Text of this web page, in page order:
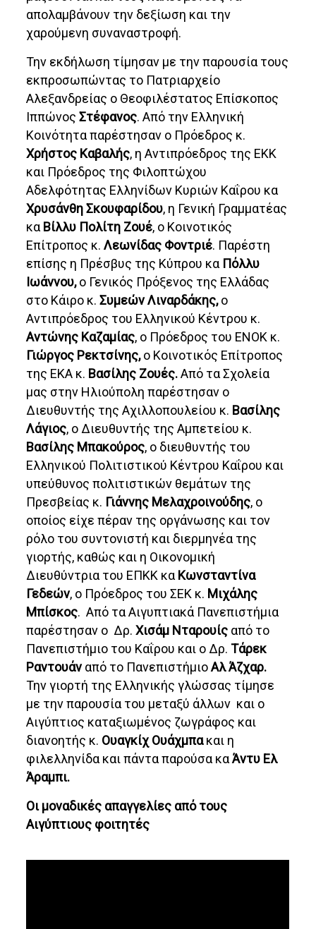
απολαμβάνουν την δεξίωση και την
χαρούμενη συναναστροφή.
Την εκδήλωση τίμησαν με την παρουσία τους
εκπροσωπώντας το Πατριαρχείο
Αλεξανδρείας ο Θεοφιλέστατος Επίσκοπος
ΙππώνοςΣτέφανος. Από την Ελληνική
Κοινότητα παρέστησαν ο Πρόεδρος κ.
Χρήστος Καβαλής, η Αντιπρόεδρος της ΕΚΚ
και Πρόεδρος της Φιλοπτώχου
Αδελφότητας Ελληνίδων Κυριών Καΐρου κα
Χρυσάνθη Σκουφαρίδου, η Γενική Γραμματέας
κα Βίλλυ Πολίτη Ζουέ, ο Κοινοτικός
Επίτροπος κ.Λεωνίδας Φοντριέ. Παρέστη
επίσης η Πρέσβυς της Κύπρου κα Πόλλυ
Ιωάννου,ο Γενικός Πρόξενος της Ελλάδας
στο Κάιρο κ.Συμεών Λιναρδάκης,ο
Αντιπρόεδρος του Ελληνικού Κέντρου κ.
Αντώνης Καζαμίας, ο Πρόεδρος του ΕΝΟΚ κ.
Γιώργος Ρεκτσίνης,ο Κοινοτικός Επίτροπος
της ΕΚΑ κ. Βασίλης Ζουές.Από τα Σχολεία
μας στην Ηλιούπολη παρέστησαν ο
Διευθυντής της Αχιλλοπουλείου κ. Βασίλης
Λάγιος, ο Διευθυντής της Αμπετείου κ.
Βασίλης Μπακούρος, ο διευθυντής του
Ελληνικού Πολιτιστικού Κέντρου Καΐρου και
υπεύθυνος πολιτιστικών θεμάτων της
Πρεσβείας κ. Γιάννης Μελαχροινούδης, ο
οποίος είχε πέραν της οργάνωσης και τον
ρόλο του συντονιστή και διερμηνέα της
γιορτής, καθώς και η Οικονομική
Διευθύντρια του ΕΠΚΚ κα Κωνσταντίνα
Γεδεών, ο Πρόεδρος του ΣΕΚ κ. Μιχάλης
Μπίσκος. Από τα Αιγυπτιακά Πανεπιστήμια
παρέστησαν ο Δρ.Χισάμ Νταρουίς από το
Πανεπιστήμιο του Καΐρου και ο Δρ.Τάρεκ
Ραντουάναπό το ΠανεπιστήμιοΑλ Άζχαρ.
Την γιορτή της Ελληνικής γλώσσας τίμησε
με την παρουσία του μεταξύ άλλων και ο
Αιγύπτιος καταξιωμένος ζωγράφος και
διανοητής κ. Ουαγκίχ Ουάχμπακαι η
φιλελληνίδα και πάντα παρούσα καΆντυ Ελ
Άραμπι.
Οι μοναδικές απαγγελίες από τους
Αιγύπτιους φοιτητές